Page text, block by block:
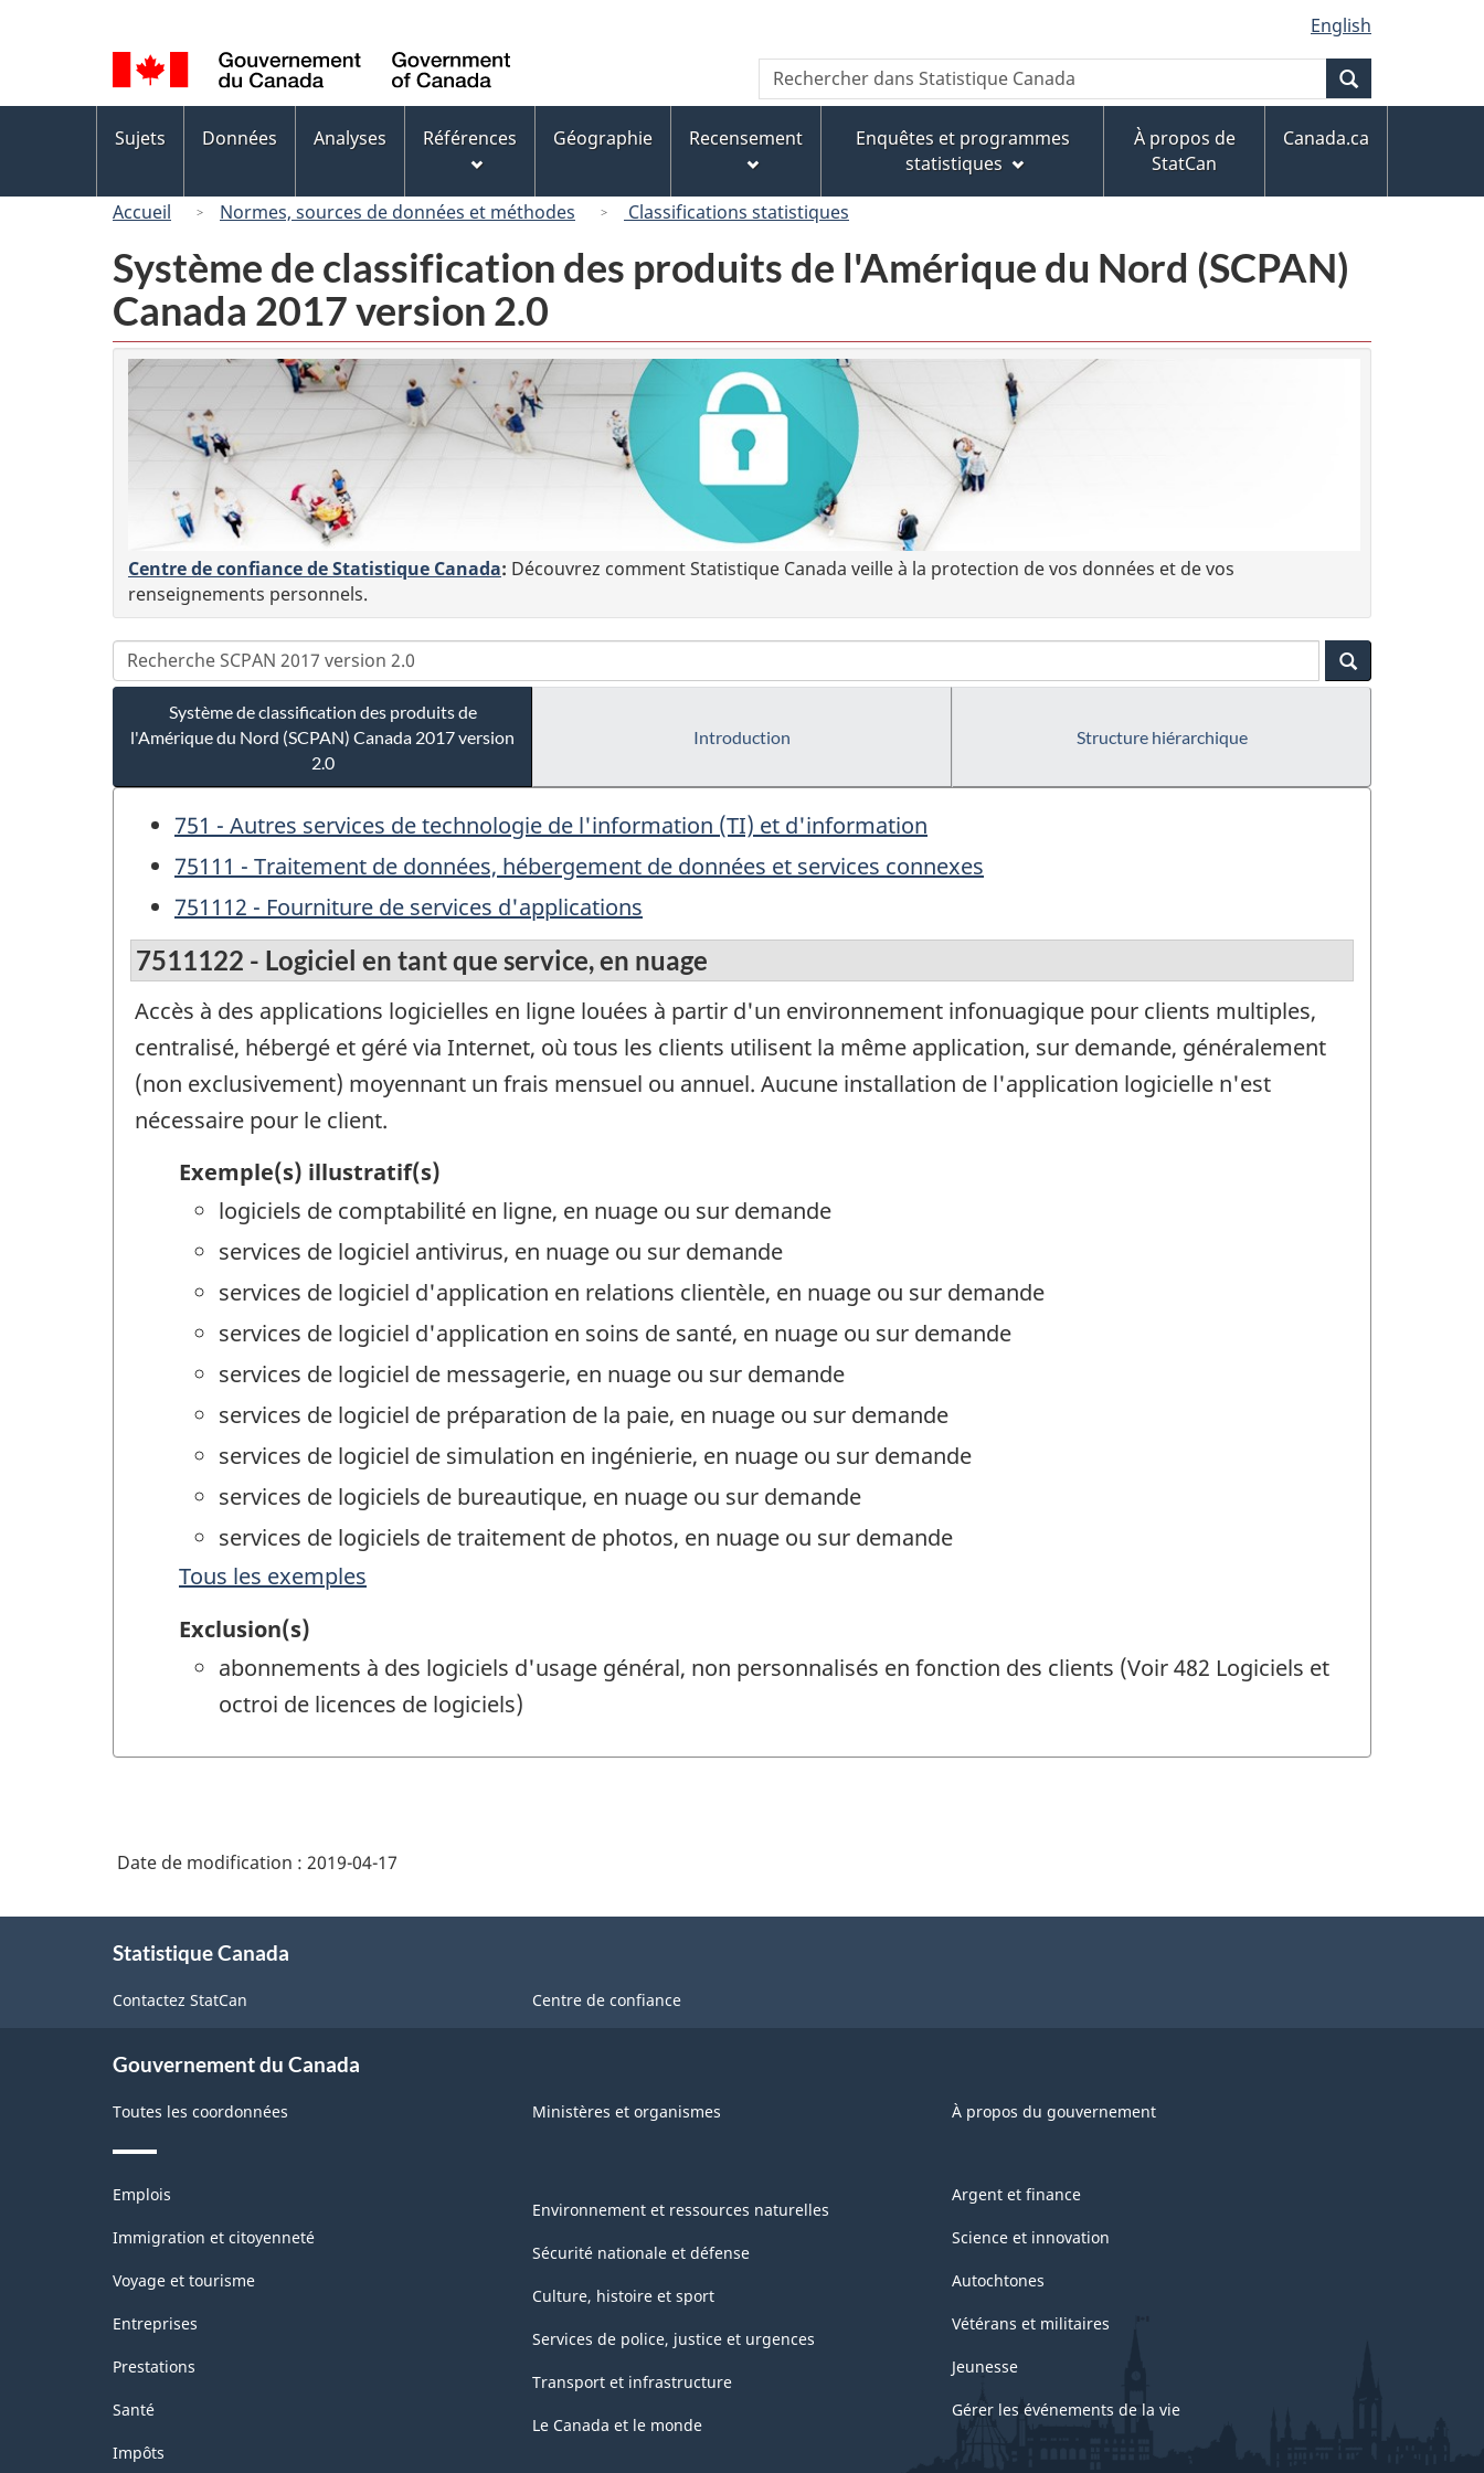
au
contenu
principal
« À
propos
de
ce
version
HTML
simplifiée
de
la
langue
English
Canada
Recherche
Rechercher
dans
Canada
des
Sujets Données Analyses Références Géographie Recensement
Enquêtes et programmes
statistiques
À propos de
StatCan
Canada.ca
Accueil Normes, sources de données et méthodes Classifications statistiques
Système de classification des produits de l'Amérique du Nord (SCPAN)
Canada 2017 version 2.0
Centre de confiance de Statistique Canada: Découvrez comment Statistique Canada veille à la protection de vos données et de vos
renseignements personnels.
Système de classification des produits de
l'Amérique du Nord (SCPAN) Canada 2017 version
2.0
Introduction Structure hiérarchique
751 - Autres services de technologie de l'information (TI) et d'information
75111 - Traitement de données, hébergement de données et services connexes
751112 - Fourniture de services d'applications
7511122 - Logiciel en tant que service, en nuage
Accès à des applications logicielles en ligne louées à partir d'un environnement infonuagique pour clients multiples,
centralisé, hébergé et géré via Internet, où tous les clients utilisent la même application, sur demande, généralement
(non exclusivement) moyennant un frais mensuel ou annuel. Aucune installation de l'application logicielle n'est
nécessaire pour le client.
Exemple(s) illustratif(s)
logiciels de comptabilité en ligne, en nuage ou sur demande
services de logiciel antivirus, en nuage ou sur demande
services de logiciel d'application en relations clientèle, en nuage ou sur demande
services de logiciel d'application en soins de santé, en nuage ou sur demande
services de logiciel de messagerie, en nuage ou sur demande
services de logiciel de préparation de la paie, en nuage ou sur demande
services de logiciel de simulation en ingénierie, en nuage ou sur demande
services de logiciels de bureautique, en nuage ou sur demande
services de logiciels de traitement de photos, en nuage ou sur demande
Tous les exemples
Exclusion(s)
abonnements à des logiciels d'usage général, non personnalisés en fonction des clients (Voir 482 Logiciels et
octroi de licences de logiciels)
Date de modification : 2019-04-17
Statistique Canada
Contactez StatCan Centre de confiance
Gouvernement du Canada
Toutes les coordonnées Ministères et organismes À propos du gouvernement
Thèmes
sujets
Emplois
Immigration et citoyenneté
Voyage et tourisme
Entreprises
Prestations
Santé
Impôts
Environnement et ressources naturelles
Sécurité nationale et défense
Culture, histoire et sport
Services de police, justice et urgences
Transport et infrastructure
Le Canada et le monde
Argent et finance
Science et innovation
Autochtones
Vétérans et militaires
Jeunesse
Gérer les événements de la vie